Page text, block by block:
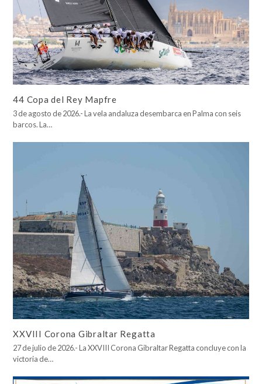
44 Copa del Rey Mapfre
3 de agosto de 2026.- La vela andaluza desembarca en Palma con seis
barcos. La…
XXVIII Corona Gibraltar Regatta
27 de julio de 2026.- La XXVIII Corona Gibraltar Regatta concluye con la
victoria de…